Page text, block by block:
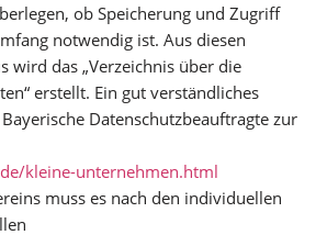
ob Speicherung und Zugriff
notwendig ist. Aus diesen
wird das „Verzeichnis über die
erstellt. Ein gut verständliches
Datenschutzbeauftragte zur
kleine-unternehmen.html
muss es nach den individuellen